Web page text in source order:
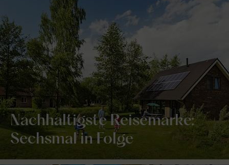
Nachhaltigste Reisemarke:
Sechsmal in Folge